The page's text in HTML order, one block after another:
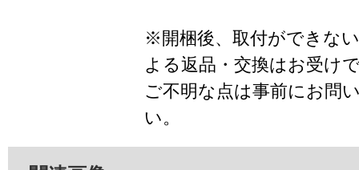
※開梱後、取付ができな
よる返品・交換はお受け
ご不明な点は事前にお問
い。